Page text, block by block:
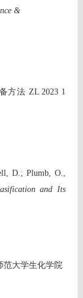
&
方法 ZL 2023 1
D.; Plumb, O.,
and Its
范大学生化学院